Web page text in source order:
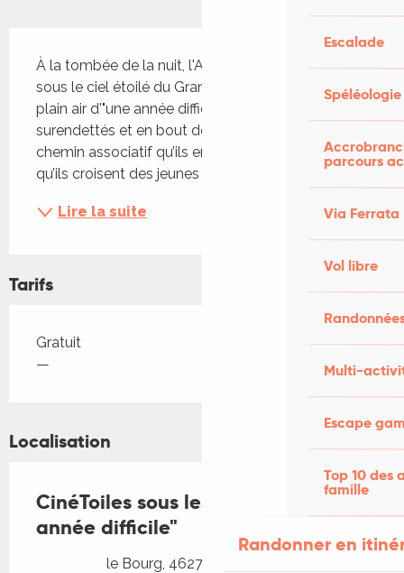
Escalade
Spéléologie
parcours
Via Ferrata
Vol libre
Multi-
Escape
Top 10 des
famille
Randonner en
À la tombée de la nuit, l'Astrolabe fait son cinéma
sous le ciel étoilé du Grand-Figeac. Projection en
plain air d'"une année difficile" Albert et Bruno sont
surendettés et en bout de course, c’est dans le
chemin associatif qu’ils empruntent ensemble
qu’ils croisent des jeunes militants écolos....
Lire la suite
Tarifs
Tarifs 2026
Gratuit
—
Localisation
CinéToiles sous les étoiles "Une
année difficile"
le Bourg, 46270 Prendeignes